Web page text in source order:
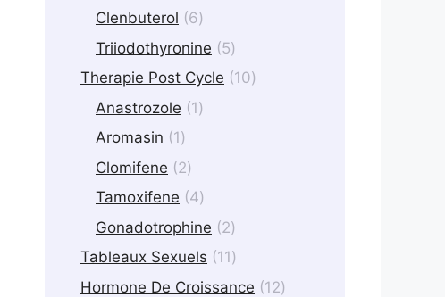
Clenbuterol 66
products
Triiodothyronine 55
products
Therapie Post Cycle 1010
Anastrozole 11
Aromasin 11
product
Clomifene 22
products
Tamoxifene 44
products
Gonadotrophine 22
products
Tableaux Sexuels 1111
products
Hormone De Croissance 1212